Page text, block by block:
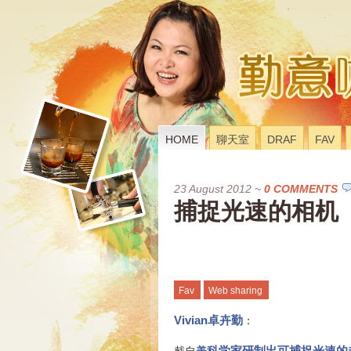
HOME 聊天室 DRAF FAV
23 August 2012 ~ 0 COMMENTS
捕捉光速的相机
Fav Web sharing
Vivian卓卉勤 ：